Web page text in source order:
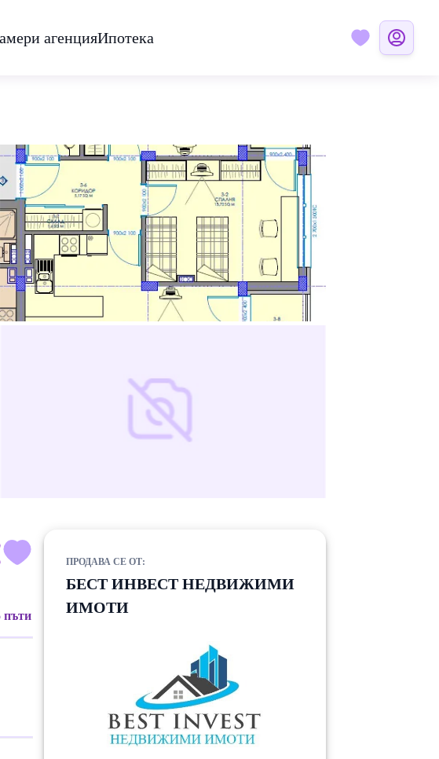
агенцияИпотека
пъти
ПРОДАВА СЕ ОТ:
БЕСТ ИНВЕСТ НЕДВИЖИМИ
ИМОТИ